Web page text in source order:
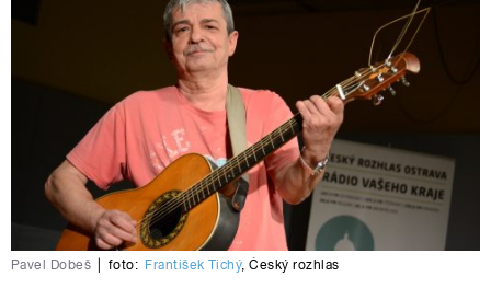
Pavel Dobeš foto: František Tichý,Český rozhlas